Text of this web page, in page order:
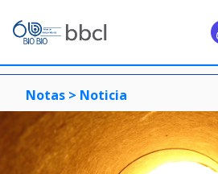
Notas > Noticia